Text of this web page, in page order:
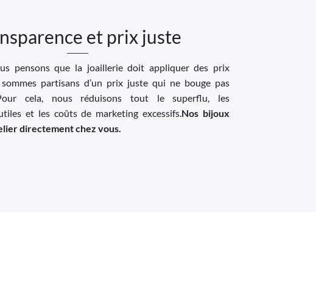
et prix juste
pensons que la joaillerie doit appliquer des prix
partisans d’un prix juste qui ne bouge pas
cela, nous réduisons tout le superflu, les
et les coûts de marketing excessifs. Nos bijoux
directement chez vous.